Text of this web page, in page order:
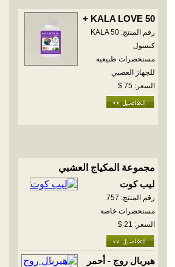
KALA LOVE 50 +
رقم المنتج: KALA 50
كبسول
مستحضرات طبيعية
للجهاز العصبي
السعر: 75 $
مجموعة المكياج العشبي
ليب كوت
رقم المنتج: 757
مستحضرات خاصة
السعر: 21 $
هيربال روج - أحمر